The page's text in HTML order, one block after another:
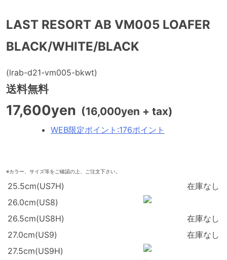
LAST RESORT AB VM005 LOAFER
BLACK/WHITE/BLACK
(lrab-d21-vm005-bkwt)
送料無料
17,600yen (16,000yen + tax)
WEB限定ポイント :176ポイント
※カラー、サイズ等をご確認の上、ご注文下さい。
25.5cm(US7H)
在庫なし
26.0cm(US8)
26.5cm(US8H)
在庫なし
27.0cm(US9)
在庫なし
27.5cm(US9H)